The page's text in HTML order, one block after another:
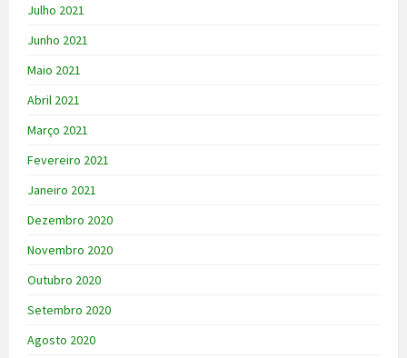
Julho 2021
Junho 2021
Maio 2021
Abril 2021
Março 2021
Fevereiro 2021
Janeiro 2021
Dezembro 2020
Novembro 2020
Outubro 2020
Setembro 2020
Agosto 2020